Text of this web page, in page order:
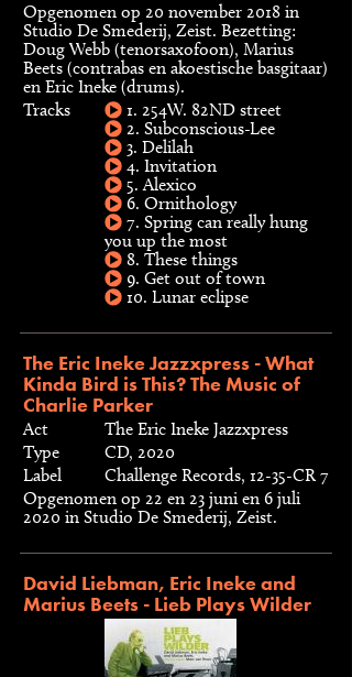
Opgenomen op 20 november 2018 in
Studio De Smederij, Zeist. Bezetting:
Doug Webb (tenorsaxofoon), Marius
Beets (contrabas en akoestische basgitaar)
en Eric Ineke (drums).
Tracks
1. 254W. 82ND street
2. Subconscious-Lee
3. Delilah
4. Invitation
5. Alexico
6. Ornithology
7. Spring can really hung
you up the most
8. These things
9. Get out of town
10. Lunar eclipse
The Eric Ineke Jazzxpress - What
Kinda Bird is This? The Music of
Charlie Parker
Act
The Eric Ineke Jazzxpress
Type
CD, 2020
Label
Challenge Records, 12-35-CR 7
Opgenomen op 22 en 23 juni en 6 juli
2020 in Studio De Smederij, Zeist.
David Liebman, Eric Ineke and
Marius Beets - Lieb Plays Wilder